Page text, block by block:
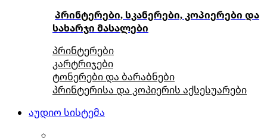
პრინტერები, სკანერები, კოპიერები და
სახარჯი მასალები
პრინტერები
კარტრიჯები
ტონერები და ბარაბნები
პრინტერისა და კოპიერის აქსესუარები
აუდიო სისტემა